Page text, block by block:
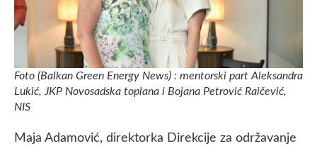
Foto (Balkan Green Energy News) : mentorski part Aleksandra
Lukić, JKP Novosadska toplana i Bojana Petrović Raičević,
NIS
Maja Adamović, direktorka Direkcije za održavanje